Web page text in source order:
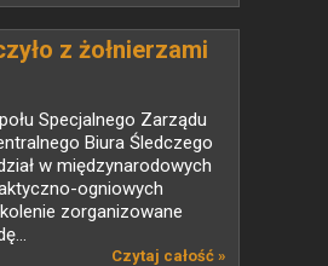
z żołnierzami
Specjalnego Zarządu
Biura Śledczego
w międzynarodowych
ogniowych
zorganizowane
Czytaj całość »